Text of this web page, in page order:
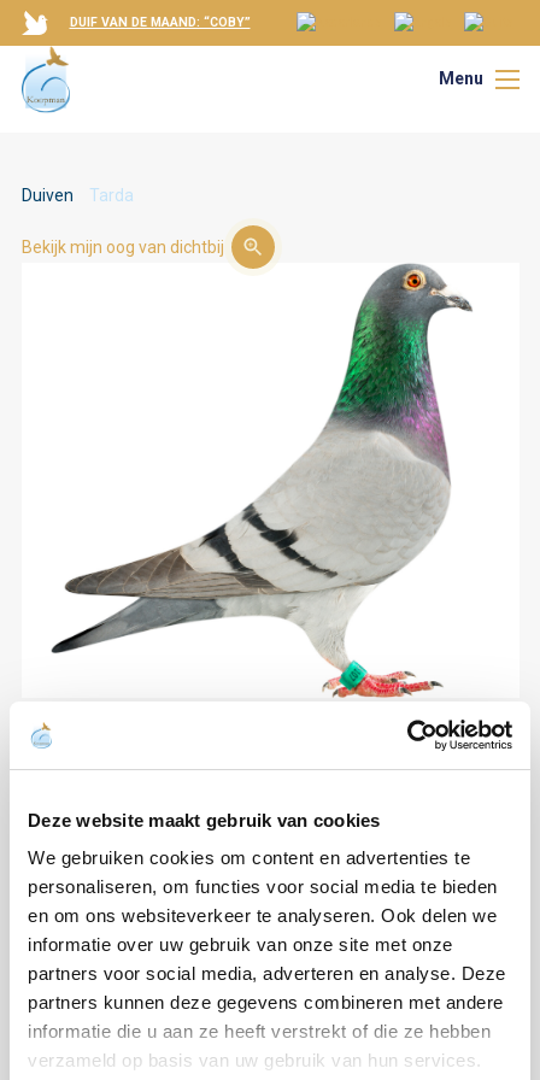
Deze website maakt gebruik van cookies
We gebruiken cookies om content en advertenties te
personaliseren, om functies voor social media te bieden
en om ons websiteverkeer te analyseren. Ook delen we
informatie over uw gebruik van onze site met onze
partners voor social media, adverteren en analyse. Deze
partners kunnen deze gegevens combineren met andere
informatie die u aan ze heeft verstrekt of die ze hebben
verzameld op basis van uw gebruik van hun services.
DUIF VAN DE MAAND: “COBY”
Menu
Duiven Tarda
Bekijk mijn oog van dichtbij